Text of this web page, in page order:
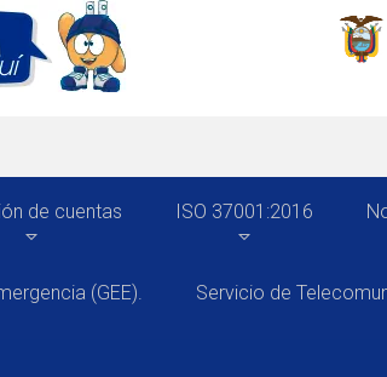
de cuentas ISO 37001:2016
(GEE). Servicio de